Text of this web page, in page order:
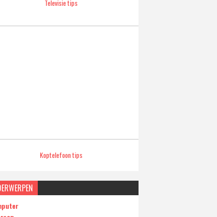
Televisie tips
Koptelefoon tips